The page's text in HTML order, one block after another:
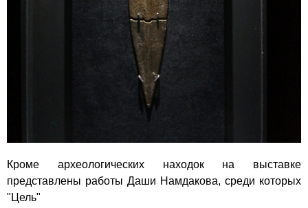
Кроме археологических находок на выставке
представлены работы Даши Намдакова, среди которых
"Цель"